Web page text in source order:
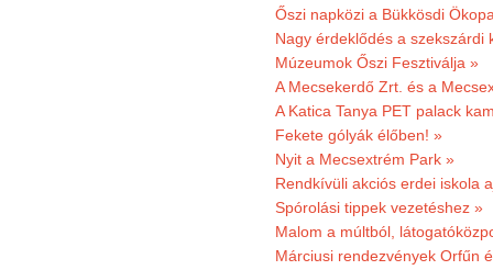
Őszi napközi a Bükkösdi
Nagy érdeklődés a szekszárdi
Múzeumok Őszi Fesztiválja »
A Mecsekerdő Zrt. és a
A Katica Tanya PET palack
Fekete gólyák élőben! »
Nyit a Mecsextrém Park »
Rendkívüli akciós erdei iskola
Spórolási tippek vezetéshez »
Malom a múltból,
Márciusi rendezvények Orfűn